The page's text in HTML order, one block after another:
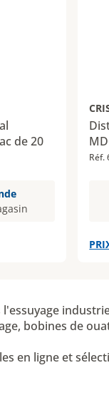
de 20
Réf.
l'essuyage
bobines de
en ligne et